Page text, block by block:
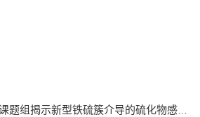
题组揭示新型铁硫簇介导的硫化物感应